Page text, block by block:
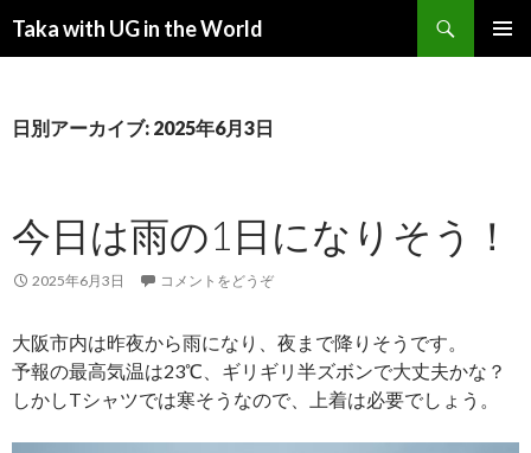
Taka with UG in the World
日別アーカイブ: 2025年6月3日
今日は雨の1日になりそう！
2025年6月3日 コメントをどうぞ
大阪市内は昨夜から雨になり、夜まで降りそうです。
予報の最高気温は23℃、ギリギリ半ズボンで大丈夫かな？
しかしTシャツでは寒そうなので、上着は必要でしょう。